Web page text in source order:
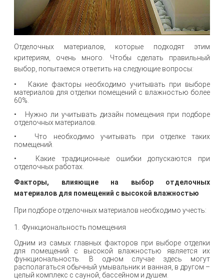
Отделочных материалов, которые подходят этим
критериям, очень много. Чтобы сделать правильный
выбор, попытаемся ответить на следующие вопросы:
• Какие факторы необходимо учитывать при выборе
материалов для отделки помещений с влажностью более
60%.
• Нужно ли учитывать дизайн помещения при подборе
отделочных материалов.
• Что необходимо учитывать при отделке таких
помещений.
• Какие традиционные ошибки допускаются при
отделочных работах.
Факторы, влияющие на выбор отделочных
материалов для помещений с высокой влажностью
При подборе отделочных материалов необходимо учесть:
1. Функциональность помещения
Одним из самых главных факторов при выборе отделки
для помещений с высокой влажностью является их
функциональность. В одном случае здесь могут
располагаться обычный умывальник и ванная, в другом –
целый комплекс с сауной, бассейном и душем.